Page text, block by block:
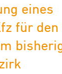
eines
für